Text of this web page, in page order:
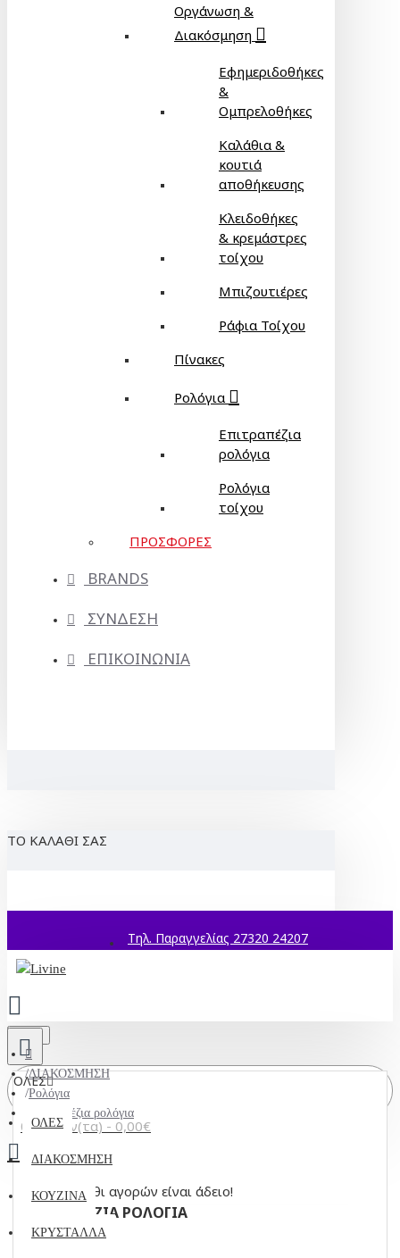
Οργάνωση &
Διακόσμηση
Εφημεριδοθήκες
&
Ομπρελοθήκες
Καλάθια &
κουτιά
αποθήκευσης
Κλειδοθήκες
& κρεμάστρες
τοίχου
Μπιζουτιέρες
Ράφια Τοίχου
Πίνακες
Ρολόγια
Επιτραπέζια
ρολόγια
Ρολόγια
τοίχου
ΠΡΟΣΦΟΡΕΣ
BRANDS
ΣΥΝΔΕΣΗ
ΕΠΙΚΟΙΝΩΝΙΑ
ΤΟ ΚΑΛΑΘΙ ΣΑΣ
Τηλ. Παραγγελίας 27320 24207
ΟΛΕΣ
ΟΛΕΣ
ΔΙΑΚΟΣΜΗΣΗ
ΚΟΥΖΙΝΑ
ΚΡΥΣΤΑΛΛΑ
0 προϊόν(τα) - 0,00€
Το καλάθι αγορών είναι άδειο!
ΔΙΑΚΟΣΜΗΣΗ
Ρολόγια
Επιτραπέζια ρολόγια
ΕΠΙΤΡΑΠΈΖΙΑ ΡΟΛΌΓΙΑ